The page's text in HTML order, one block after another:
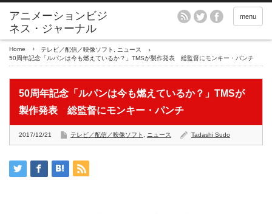
アニメーションビジ
ネス・ジャーナル
menu
Home テレビ／配信／映像ソフト
ニュース
50周年記念「ルパンは今も燃えているか？」TMSが製作発表 総監督にモンキー・パンチ
50周年記念「ルパンは今も燃えているか？」TMSが
製作発表 総監督にモンキー・パンチ
2017/12/21 テレビ／配信／映像ソフト ニュース Tadashi Sudo